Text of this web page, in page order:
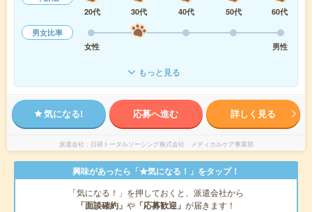
20代
30代 40代 50代
60代
男女比率
女性
男性
もっと見る
気になる! 応募へ進む 詳しく見る
派遣会社 日研トータルソーシング株式会社 メディカルケア事業部
興味があったら「★気になる！」をタップ！
「気になる！」を押しておくと、派遣会社から
「面談確約」 や 「応募歓迎」 が届きます！